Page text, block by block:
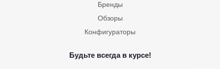
Бренды
Обзоры
Конфигураторы
Будьте всегда в курсе!